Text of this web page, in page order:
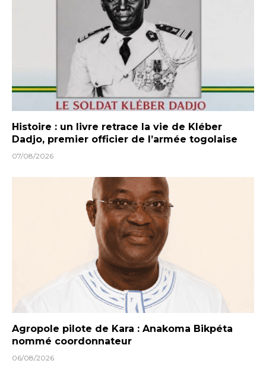
Histoire : un livre retrace la vie de Kléber
Dadjo, premier officier de l’armée togolaise
07/08/2026
Agropole pilote de Kara : Anakoma Bikpéta
nommé coordonnateur
06/08/2026